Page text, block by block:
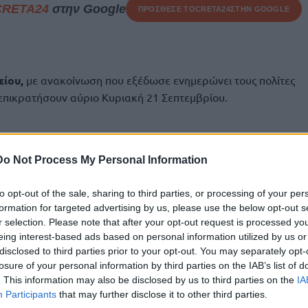
Not Process My Personal Information
opt-out of the sale, sharing to third parties, or processing of your
for targeted advertising by us, please use the below opt-out
selection. Please note that after your opt-out request is processed
interest-based ads based on personal information utilized by us
to third parties prior to your opt-out. You may separately
of your personal information by third parties on the IAB’s list of
This information may also be disclosed by us to third parties on the
Participants that may further disclose it to other third parties.
στην Google ΠΡΟΣΘΕΣΕ ΤΟCRETA24ΣΤΗΝ GOOGLE
με ανακοίνωση που εξέδωσε ενημερώνει τους πολίτες
αύριο Κυριακή 21 Σεπτεμβρίου.
νεφώσεις στη βόρεια Κρήτη.
6 και μέχρι τις μεσημβρινές ώρες τοπικά 7 μποφόρ.
και τοπικά στη νότια Κρήτη έως 30 βαθμούς
ελλιμενιζόμενων πλοίων και μικρών σκαφών στην
ισχύος του δελτίου επικίνδυνων καιρικών
μέτρα ασφαλούς πρόσδεσης των σκαφών τους.
– πλοία αναψυχής να αποφύγουν τη δραστηριοποίησή
καιρικών φαινομένων.